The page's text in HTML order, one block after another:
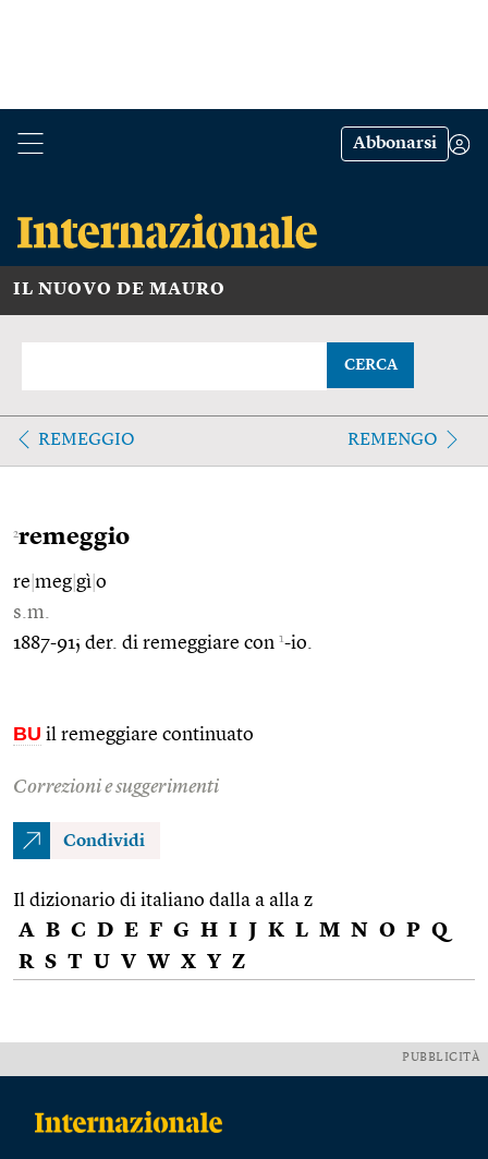
Abbonarsi
IL NUOVO DE MAURO
CERCA
REMEGGIO REMENGO
2remeggio
re meg gì o
s.m.
1887-91; der. di remeggiare con 1-io.
BU il remeggiare continuato
Correzioni e suggerimenti
Condividi
Il dizionario di italiano dalla a alla z
A B C D E F G H I J K L M N O P Q
R S T U V W X Y Z
PUBBLICITÀ